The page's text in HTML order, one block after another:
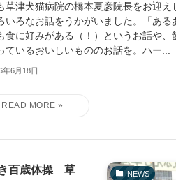
草津犬猫病院の橋本夏彦院長をお迎
いろなお話をうかがいました。「あ
食に好みがある（！）というお話や
ているおいしいもののお話を。ハー...
年6月18日
NEWS
百歳体操 草